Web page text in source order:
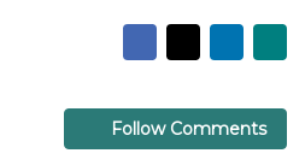
Facebook
X
to
Follow Comments